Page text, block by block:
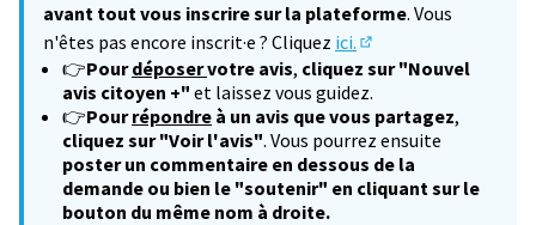
avant tout vous inscrire sur la plateforme. Vous
n'êtes pas encore inscrit·e ? Cliquez ici.
(S'ouvre dans un
👉Pourdéposervotre avis, cliquez sur "Nouvel
avis citoyen +" et laissez vous guidez.
👉Pourrépondre à un avis que vous partagez,
cliquez sur "Voir l'avis". Vous pourrez ensuite
poster un commentaire en dessous de la
demande ou bien le "soutenir" en cliquant sur le
bouton du même nom à droite.